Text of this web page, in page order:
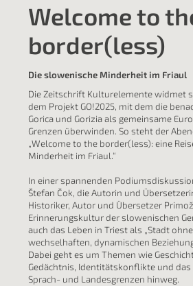
Welcome to
border(less)
Die slowenische Minderheit im Friaul
Die Zeitschrift Kulturelemente widmet
dem Projekt GO!2025, mit dem die
Gorica und Gorizia als gemeinsame
Grenzen überwinden. So steht der
„Welcome to the border(less): eine
Minderheit im Friaul.“
In einer spannenden
Štefan Čok, die Autorin und
Historiker, Autor und Übersetzer
Erinnerungskultur der slowenischen
auch das Leben in Triest als „Stadt
wechselhaften, dynamischen
Dabei geht es um Themen wie
Gedächtnis, Identitätskonflikte und
Sprach- und Landesgrenzen hinweg.